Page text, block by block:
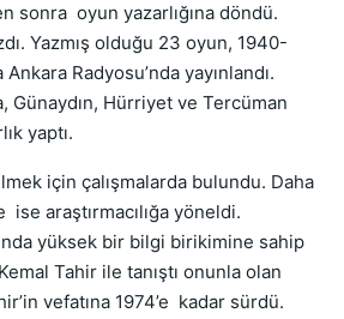
sonra oyun yazarlığına döndü.
Yazmış olduğu 23 oyun, 1940-
Ankara Radyosu’nda yayınlandı.
Günaydın, Hürriyet ve Tercüman
yaptı.
için çalışmalarda bulundu. Daha
araştırmacılığa yöneldi.
yüksek bir bilgi birikimine sahip
Tahir ile tanıştı onunla olan
vefatına 1974’e kadar sürdü.